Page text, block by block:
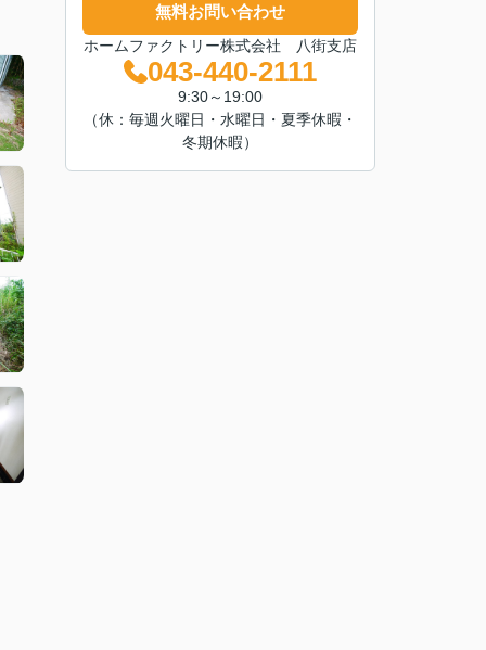
無料お問い合わせ
ホームファクトリー株式会社 八街支店
043-440-2111
9:30～19:00
（休：毎週火曜日・水曜日・夏季休暇・
冬期休暇）